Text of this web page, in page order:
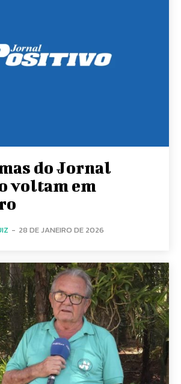
do Jornal
voltam em
- 28 DE JANEIRO DE 2026